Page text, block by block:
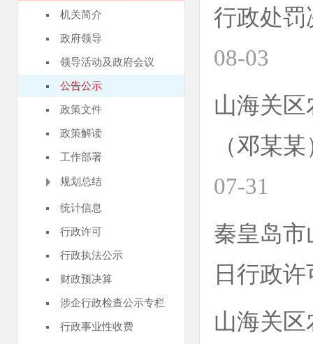
机关简介
政府领导
领导活动及政府会议
公告公示
政策文件
政策解读
工作部署
规划总结
统计信息
行政许可
行政执法公示
财政预决算
涉企行政检查公示专栏
行政事业性收费
行政处
08-03
山海关
（邓某
07-31
秦皇岛市
日行政
山海关